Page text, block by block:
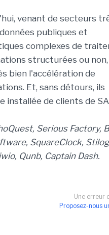
venant de secteurs
publiques et
complexes de
structurées ou non,
bien l'accélération de
Et, sans détours, ils
installée de clients de
Serious Factory,
SquareClock,
Qunb, Captain Dash.
Une erreur
Proposez-nous